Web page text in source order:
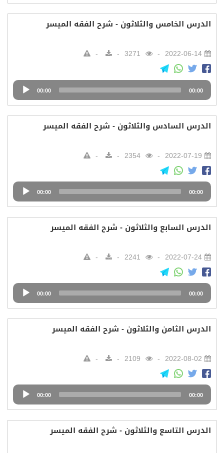
الدرس الخامس والثلاثون - شرح الفقه الميسر
2022-06-14
Audio
Player
00:00 00:00
الدرس السادس والثلاثون - شرح الفقه الميسر
2022-07-19
Audio
Player
00:00 00:00
الدرس السابع والثلاثون - شرح الفقه الميسر
2022-07-24
Audio
Player
00:00 00:00
الدرس الثامن والثلاثون - شرح الفقه الميسر
2022-08-02
Audio
Player
00:00 00:00
الدرس التاسع والثلاثون - شرح الفقه الميسر